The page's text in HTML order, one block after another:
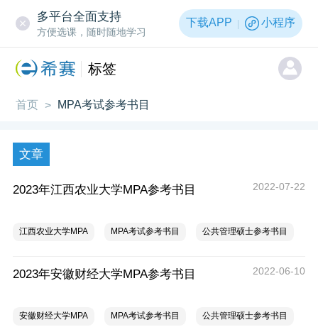
多平台全面支持
方便选课，随时随地学习
下载APP 小程序
标签
首页 > MPA考试参考书目
文章
2023年江西农业大学MPA参考书目 2022-07-22
江西农业大学MPA MPA考试参考书目 公共管理硕士参考书目
2023年安徽财经大学MPA参考书目 2022-06-10
安徽财经大学MPA MPA考试参考书目 公共管理硕士参考书目